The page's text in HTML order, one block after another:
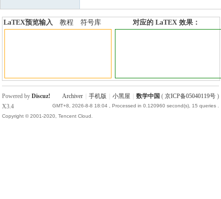
LaTEX预览输入 教程
符号库
对应的 LaTEX 效果：
Archiver 手机版 小黑屋 数学中国 ( 京ICP备05040119号)
GMT+8, 2026-8-8 18:04, Processed in 0.120960 second(s), 15 queries .
Powered byDiscuz!
X3.4
Copyright © 2001-2020, Tencent Cloud.